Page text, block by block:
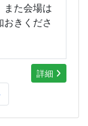
また会場は
きくださ
詳細